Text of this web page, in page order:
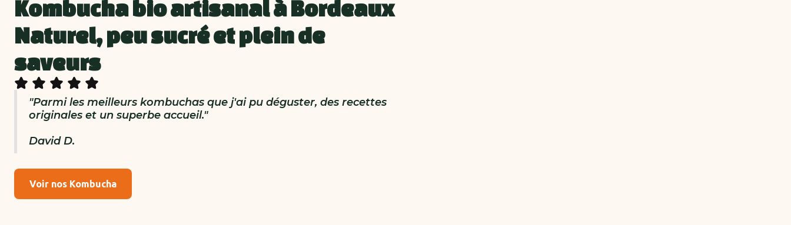
Kombucha bio artisanal à Bordeaux
Naturel, peu sucré et plein de
saveurs
"Parmi les meilleurs kombuchas que j'ai pu déguster, des recettes
originales et un superbe accueil."
David D.
Voir nos Kombucha